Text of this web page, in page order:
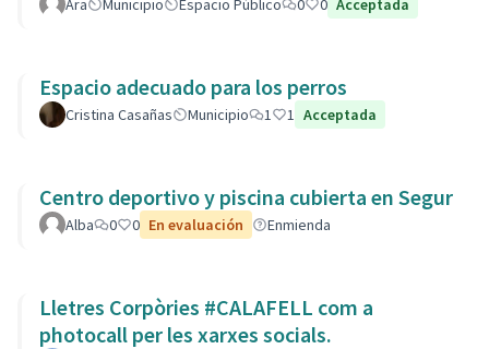
Ara Municipio Espacio Público 0 0 Acceptada
Espacio adecuado para los perros
Cristina Casañas Municipio 1 1 Acceptada
Centro deportivo y piscina cubierta en Segur
Alba 0 0 En evaluación Enmienda
Lletres Corpòries #CALAFELL com a
photocall per les xarxes socials.